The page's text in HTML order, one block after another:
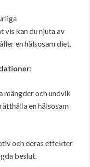
vis kan du njuta av
en hälsosam diet.
mängder och undvik
en hälsosam
och deras effekter
beslut.